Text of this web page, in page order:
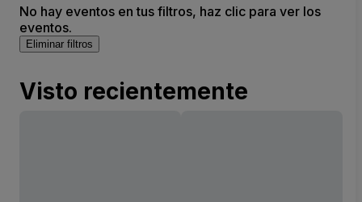
No hay eventos en tus filtros, haz clic para ver los
eventos.
Eliminar filtros
Visto recientemente